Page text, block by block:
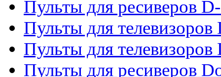
Пульты для ресиверов
Пульты для телевизоров
Пульты для
Пульты для ресиверов